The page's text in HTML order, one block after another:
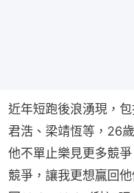
近年短跑後浪湧現，
君浩、梁靖恆等，26
他不單止樂見更多競
競爭，讓我更想贏回